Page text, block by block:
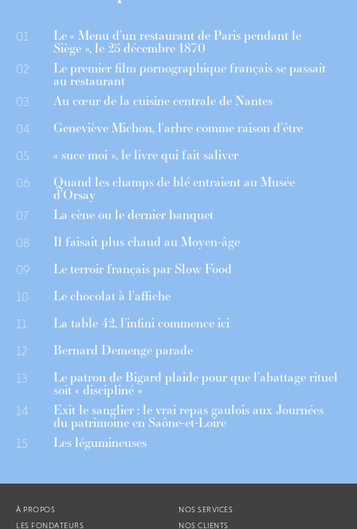
01 Le « Menu d’un restaurant de Paris pendant le
Siège », le 25 décembre 1870
02 Le premier film pornographique français se passait
au restaurant
03 Au cœur de la cuisine centrale de Nantes
04 Geneviève Michon, l’arbre comme raison d’être
05 « suce moi », le livre qui fait saliver
06 Quand les champs de blé entraient au Musée
d’Orsay
07 La cène ou le dernier banquet
08 Il faisait plus chaud au Moyen-âge
09 Le terroir français par Slow Food
10 Le chocolat à l’affiche
11 La table 42, l’infini commence ici
12 Bernard Demenge parade
13 Le patron de Bigard plaide pour que l’abattage rituel
soit « discipliné »
14 Exit le sanglier : le vrai repas gaulois aux Journées
du patrimoine en Saône-et-Loire
15 Les légumineuses
À PROPOS
LES FONDATEURS
NOS SERVICES
NOS CLIENTS